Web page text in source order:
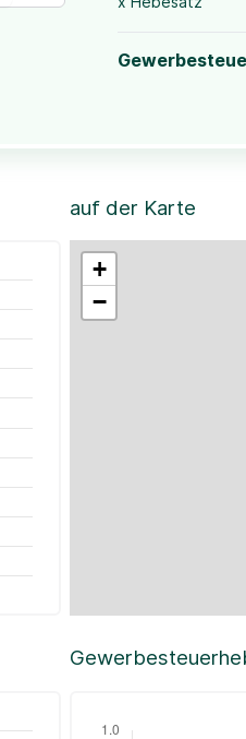
auf der Karte
+
−